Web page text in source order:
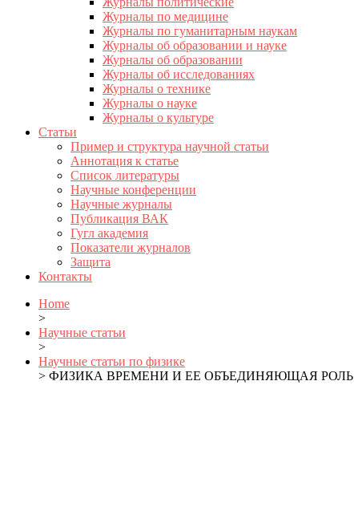
Журналы по медицине
Журналы по гуманитарным наукам
Журналы об образовании и науке
Журналы об образовании
Журналы об исследованиях
Журналы о технике
Журналы о науке
Журналы о культуре
Статьи
Пример и структура научной статьи
Аннотация к статье
Список литературы
Научные конференции
Научные журналы
Публикация ВАК
Гугл академия
Показатели журналов
Защита
Контакты
Home
>
Научные статьи
>
Научные статьи по физике
> ФИЗИКА ВРЕМЕНИ И ЕЕ ОБЪЕДИНЯЮЩАЯ РОЛЬ